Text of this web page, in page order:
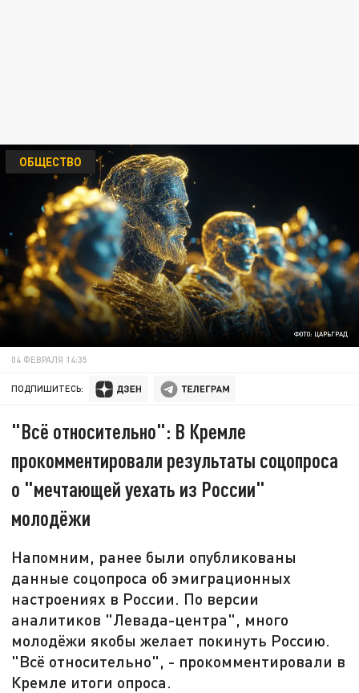
ФОТО: ЦАРЬГРАД
ОБЩЕСТВО
04 ФЕВРАЛЯ 14:35
ПОДПИШИТЕСЬ:
"Всё относительно": В Кремле
прокомментировали результаты соцопроса
о "мечтающей уехать из России"
молодёжи
Напомним, ранее были опубликованы
данные соцопроса об эмиграционных
настроениях в России. По версии
аналитиков "Левада-центра", много
молодёжи якобы желает покинуть Россию.
"Всё относительно", - прокомментировали в
Кремле итоги опроса.